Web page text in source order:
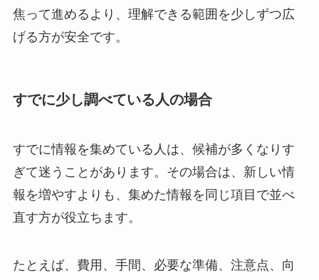
焦って進めるより、理解できる範囲を少しずつ広
げる方が安全です。
すでに少し調べている人の場合
すでに情報を集めている人は、候補が多くなりす
ぎて迷うことがあります。その場合は、新しい情
報を増やすよりも、集めた情報を同じ項目で並べ
直す方が役立ちます。
たとえば、費用、手間、必要な準備、注意点、向